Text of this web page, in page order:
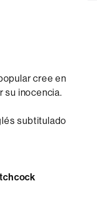
cree en
su inocencia.
subtitulado